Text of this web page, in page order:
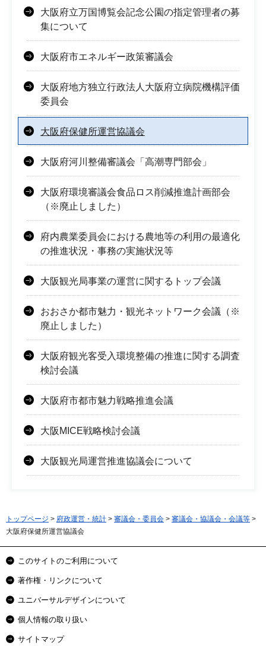
大阪府立万国博覧会記念公園の指定管理者の募
集について
大阪府市エネルギー政策審議会
大阪府地方独立行政法人大阪府立病院機構評価
委員会
大阪府保健所運営協議会
大阪府河川整備審議会「高潮専門部会」
大阪府環境審議会食品ロス削減推進計画部会
（※廃止しました）
府内農業委員会における農地等の利用の最適化
の推進状況・事務の実施状況等
大阪観光局事業の運営に関するトップ会議
おおさか都市魅力・観光ネットワーク会議（※
廃止しました）
大阪府観光客受入環境整備の推進に関する調査
検討会議
大阪府市都市魅力戦略推進会議
大阪MICE戦略検討会議
大阪観光局運営推進協議会について
トップページ > 府政運営・統計 > 審議会・委員会 > 審議会・協議会・会議等 >
大阪府保健所運営協議会
このサイトのご利用について
著作権・リンクについて
ユニバーサルデザインについて
個人情報の取り扱い
サイトマップ